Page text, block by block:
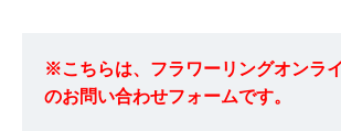
※こちらは、フラワーリングオンラ
のお問い合わせフォームです。